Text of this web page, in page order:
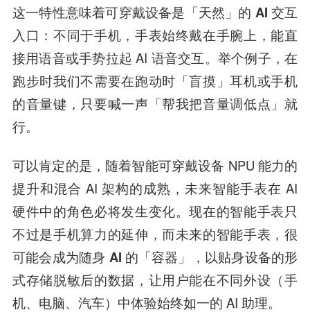
这一特性意味着可穿戴设备是「天然」的 AI 交互
入口： 不同于手机，手表始终戴在手腕上，能直
接用语音或手势拉起 AI 语音交互。举个例子，在
跑步时我们不需要在跑动时「盲摸」耳机或手机
的音量键，只要喊一声「帮我把音量调低点」就
行。
可以肯定的是，随着智能可穿戴设备 NPU 能力的
提升和混合 AI 架构的成熟，未来智能手表在 AI
硬件中的角色必将发生变化。现在的智能手表只
不过是手机算力的延伸，而未来的智能手表，很
可能会成为随身 AI 的「容器」， 以贴身设备的形
式存储脱敏后的数据，让用户能在不同外设（手
机、电脑、汽车）中体验始终如一的 AI 助理。